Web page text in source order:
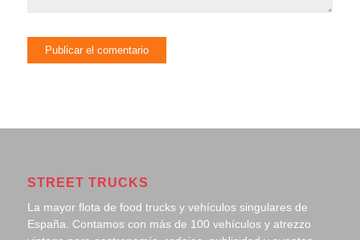
STREET TRUCKS
La mayor flota de food trucks y vehículos singulares de
España. Contamos con más de 100 vehículos y atrezzo